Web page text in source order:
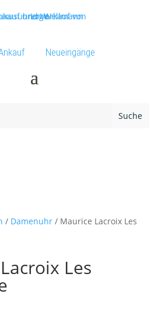
Neueingänge
/ Damenuhr/ Maurice Lacroix Les
Les